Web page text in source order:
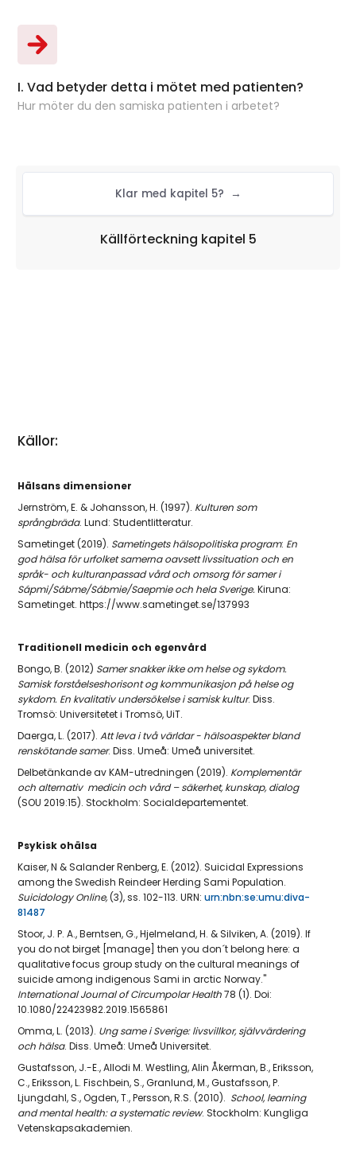
I. Vad betyder detta i mötet med patienten?
Hur möter du den samiska patienten i arbetet?
Klar med kapitel 5? →
Källförteckning kapitel 5
Källor:
Hälsans dimensioner
Jernström, E. & Johansson, H. (1997). Kulturen som
språngbräda. Lund: Studentlitteratur.
Sametinget (2019). Sametingets hälsopolitiska program: En
god hälsa för urfolket samerna oavsett livssituation och en
språk- och kulturanpassad vård och omsorg för samer i
Sápmi/Sábme/Sábmie/Saepmie och hela Sverige. Kiruna:
Sametinget. https://www.sametinget.se/137993
Traditionell medicin och egenvård
Bongo, B. (2012) Samer snakker ikke om helse og sykdom.
Samisk forståelseshorisont og kommunikasjon på helse og
sykdom. En kvalitativ undersökelse i samisk kultur. Diss.
Tromsö: Universitetet i Tromsö, UiT.
Daerga, L. (2017). Att leva i två världar - hälsoaspekter bland
renskötande samer. Diss. Umeå: Umeå universitet.
Delbetänkande av KAM-utredningen (2019). Komplementär
och alternativ medicin och vård – säkerhet, kunskap, dialog
(SOU 2019:15). Stockholm: Socialdepartementet.
Psykisk ohälsa
Kaiser, N & Salander Renberg, E. (2012). Suicidal Expressions
among the Swedish Reindeer Herding Sami Population.
Suicidology Online,(3), ss. 102-113. URN: urn:nbn:se:umu:diva-
81487
Stoor, J. P. A., Berntsen, G., Hjelmeland, H. & Silviken, A. (2019). If
you do not birget [manage] then you don´t belong here: a
qualitative focus group study on the cultural meanings of
suicide among indigenous Sami in arctic Norway."
International Journal of Circumpolar Health78 (1). Doi:
10.1080/22423982.2019.1565861
Omma, L. (2013). Ung same i Sverige: livsvillkor, självvärdering
och hälsa. Diss. Umeå: Umeå Universitet.
Gustafsson, J.-E., Allodi M. Westling, Alin Åkerman, B., Eriksson,
C., Eriksson, L. Fischbein, S., Granlund, M., Gustafsson, P.
Ljungdahl, S., Ogden, T., Persson, R.S. (2010). School, learning
and mental health: a systematic review. Stockholm: Kungliga
Vetenskapsakademien.